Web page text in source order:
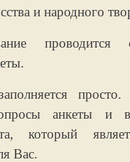
и народного
просто.
анкеты и
который
Вас.